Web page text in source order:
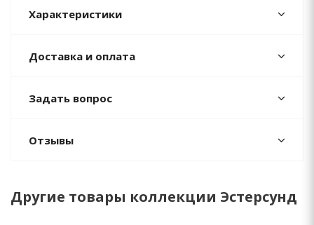
Характеристики
Доставка и оплата
Задать вопрос
Отзывы
Другие товары коллекции Эстерсунд